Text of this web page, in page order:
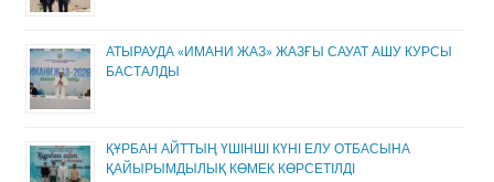
АТЫРАУДА «ИМАНИ ЖАЗ» ЖАЗҒЫ САУАТ АШУ КУРСЫ
БАСТАЛДЫ
ҚҰРБАН АЙТТЫҢ ҮШІНШІ КҮНІ ЕЛУ ОТБАСЫНА
ҚАЙЫРЫМДЫЛЫҚ КӨМЕК КӨРСЕТІЛДІ